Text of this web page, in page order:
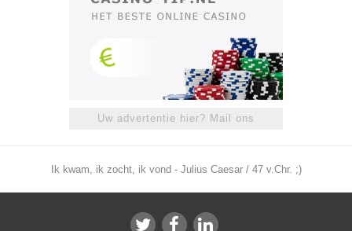
Uw advertentie hier? Mail ons
Ik kwam, ik zocht, ik vond - Julius Caesar / 47 v.Chr. ;)